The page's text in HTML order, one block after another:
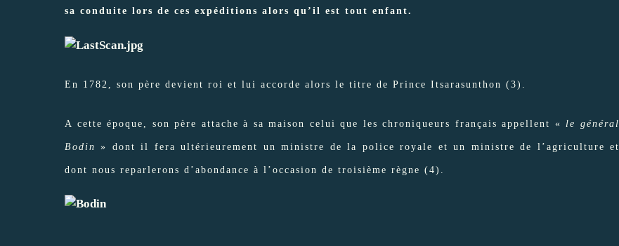
sa conduite lors de ces expéditions alors qu’il est tout enfant.
En 1782, son père devient roi et lui accorde alors le titre de Prince Itsarasunthon (3).
A cette époque, son père attache à sa maison celui que les chroniqueurs français appellent « le général
Bodin » dont il fera ultérieurement un ministre de la police royale et un ministre de l’agriculture et
dont nous reparlerons d’abondance à l’occasion de troisième règne (4).